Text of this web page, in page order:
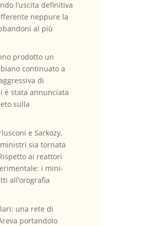
l’uscita definitiva
neppure la
al più
prodotto un
continuato a
di
è stata annunciata
sulla
e Sarkozy,
sia tornata
ai reattori
i mini-
all’orografia
una rete di
portandolo